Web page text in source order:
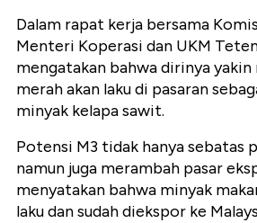
Dalam rapat kerja bersama
Menteri Koperasi dan UKM
mengatakan bahwa dirinya yakin
merah akan laku di pasaran
minyak kelapa sawit.
Potensi M3 tidak hanya sebatas
namun juga merambah pasar
menyatakan bahwa minyak
laku dan sudah diekspor ke